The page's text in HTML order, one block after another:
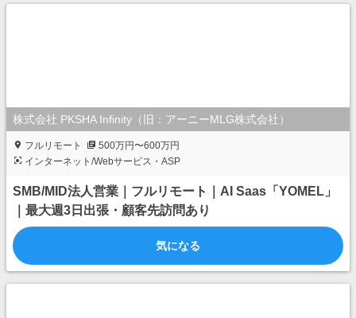
株式会社 PKSHA Infinity（旧：アーニーMLG株式会社）
フルリモート
500万円〜600万円
インターネット/Webサービス・ASP
SMB/MID法人営業｜フルリモート｜AI Saas「YOMEL」
｜最大週3日出張・顧客先訪問あり
気になる